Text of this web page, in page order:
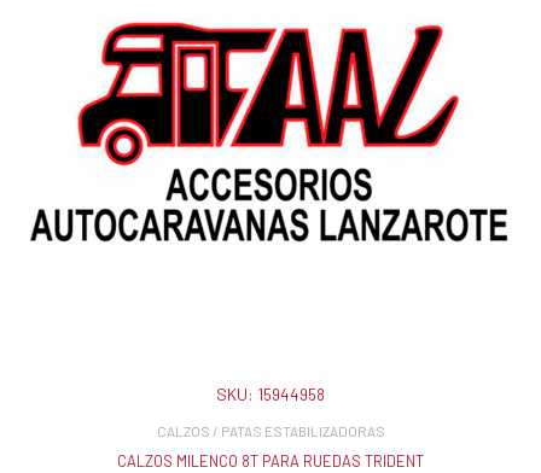
SKU: 15944958
CALZOS / PATAS ESTABILIZADORAS
CALZOS MILENCO 8T PARA RUEDAS TRIDENT